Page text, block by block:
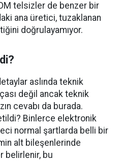
telsizler de benzer bir
ana üretici, tuzaklanan
doğrulayamıyor.
aslında teknik
değil ancak teknik
cevabı da burada.
Binlerce elektronik
normal şartlarda belli bir
alt bileşenlerinde
belirlenir, bu